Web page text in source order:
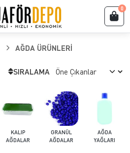
0
AĞDA ÜRÜNLERİ
SIRALAMA
KALIP
AĞDALAR
GRANÜL
AĞDALAR
AĞDA
YAĞLARI